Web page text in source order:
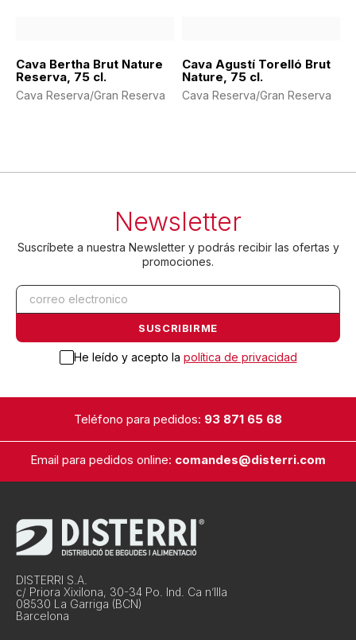
Cava Bertha Brut Nature
Reserva, 75 cl.
Cava Reserva/Gran Reserva
Cava Agustí Torelló Brut
Nature, 75 cl.
Cava Reserva/Gran Reserva
Newsletter
Suscríbete a nuestra Newsletter y podrás recibir las ofertas y
promociones.
He leído y acepto la política de privacidad
Teléfono para pedidos: 93 871 65 68
Email para pedidos online: comandes@disterri.com
DISTERRI S.A.
c/ Priora Xixilona, 30-34 Po. Ind. Ca n’Illa
08530 La Garriga (BCN)
Barcelona